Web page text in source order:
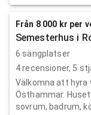
Från 8 000 kr per
Semesterhus i
6 sängplatser
4recensioner, 5
Välkomna att hyra
Östhammar.
sovrum, badrum,